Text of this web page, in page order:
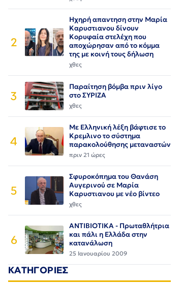
2
Ηχηρή απαντηση στην Μαρία
Καρυστιανου δίνουν
Κορυφαία στελέχη που
αποχώρησαν από το κόμμα
της με κοινή τους δήλωση
χθες
3
Παραίτηση βόμβα πριν λίγο
στο ΣΥΡΙΖΑ
χθες
4
Με Ελληνική λέξη βάφτισε το
Κρεμλινο το σύστημα
παρακολούθησης μεταναστών
πριν 21 ώρες
5
Σφυροκόπημα του Θανάση
Αυγερινού σε Μαρία
Καρυστιανου με νέο βίντεο
χθες
6
ΑΝΤΙΒΙΟΤΙΚΑ - Πρωταθλήτρια
και πάλι η Ελλάδα στην
κατανάλωση
25 Ιανουαρίου 2009
ΚΑΤΗΓΟΡΙΕΣ